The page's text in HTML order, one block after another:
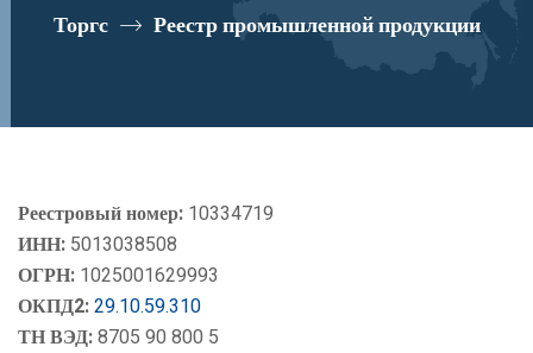
базе УРАЛ 4320 и его
реестровый номер 10334719
Торгс Реестр промышленной продукции
Реестровый номер: 10334719
ИНН: 5013038508
ОГРН: 1025001629993
ОКПД2:29.10.59.310
ТН ВЭД:8705 90 800 5